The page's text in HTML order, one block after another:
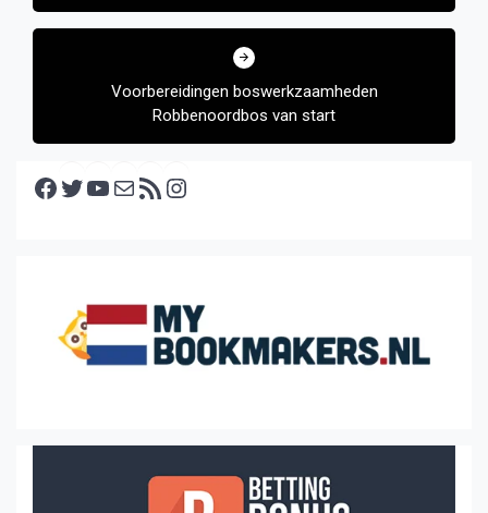
Voorbereidingen boswerkzaamheden
Robbenoordbos van start
Facebook Twitter YouTube E-mail RSS feed